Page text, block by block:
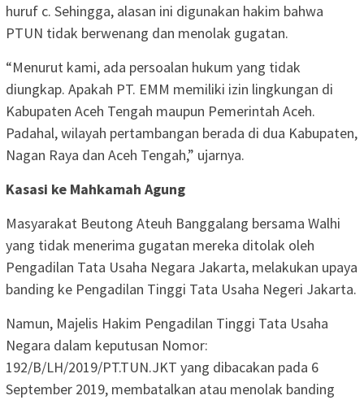
huruf c. Sehingga, alasan ini digunakan hakim bahwa
PTUN tidak berwenang dan menolak gugatan.
“Menurut kami, ada persoalan hukum yang tidak
diungkap. Apakah PT. EMM memiliki izin lingkungan di
Kabupaten Aceh Tengah maupun Pemerintah Aceh.
Padahal, wilayah pertambangan berada di dua Kabupaten,
Nagan Raya dan Aceh Tengah,” ujarnya.
Kasasi ke Mahkamah Agung
Masyarakat Beutong Ateuh Banggalang bersama Walhi
yang tidak menerima gugatan mereka ditolak oleh
Pengadilan Tata Usaha Negara Jakarta, melakukan upaya
banding ke Pengadilan Tinggi Tata Usaha Negeri Jakarta.
Namun, Majelis Hakim Pengadilan Tinggi Tata Usaha
Negara dalam keputusan Nomor:
192/B/LH/2019/PT.TUN.JKT yang dibacakan pada 6
September 2019, membatalkan atau menolak banding